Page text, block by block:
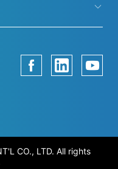
CO., LTD. All rights